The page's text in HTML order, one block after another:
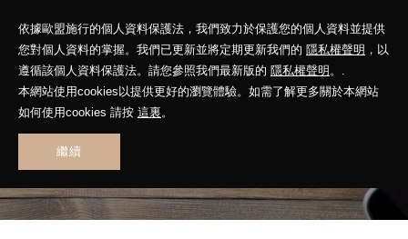
依據歐盟施行的個人資料保護法，我們致力於保護您的個人資料並提供
您對個人資料的掌握。我們已更新並將定期更新我們的 隱私權聲明 ，以
遵循該個人資料保護法。請您參照我們最新版的 隱私權聲明 。.
本網站使用cookies以提供更好的瀏覽體驗。如需了解更多關於本網站
如何使用cookies 請按 這裏。
繼續
WHAT'S NEW